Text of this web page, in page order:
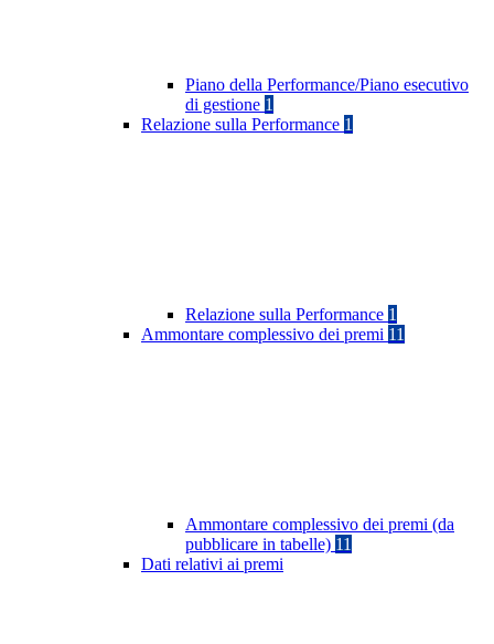
Piano della Performance/Piano esecutivo
di gestione 1
Relazione sulla Performance 1
Relazione sulla Performance 1
Ammontare complessivo dei premi 11
Ammontare complessivo dei premi (da
pubblicare in tabelle) 11
Dati relativi ai premi